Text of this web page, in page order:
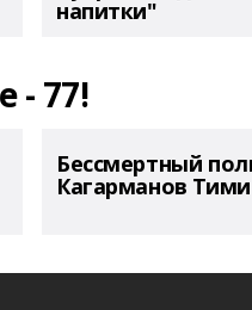
напитки"
- 77!
Бессмертный
Кагарманов